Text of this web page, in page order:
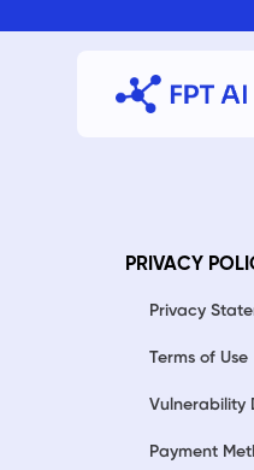
PRIVACY
Privacy
Terms of Use
Vulnerability
Payment